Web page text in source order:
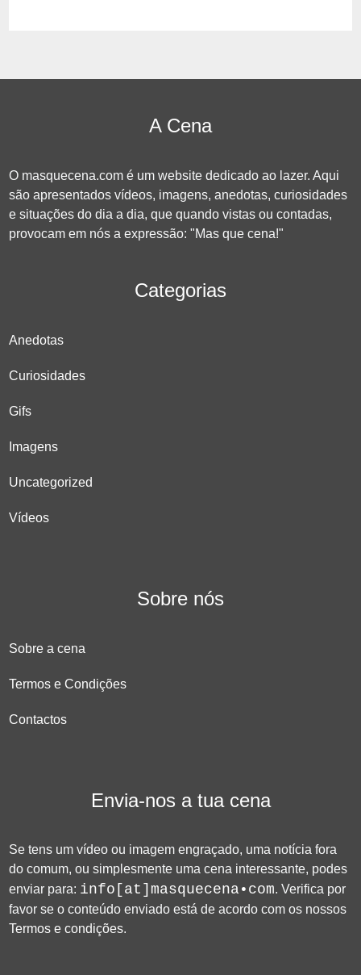
A Cena
O masquecena.com é um website dedicado ao lazer. Aqui
são apresentados vídeos, imagens, anedotas, curiosidades
e situações do dia a dia, que quando vistas ou contadas,
provocam em nós a expressão: "Mas que cena!"
Categorias
Anedotas
Curiosidades
Gifs
Imagens
Uncategorized
Vídeos
Sobre nós
Sobre a cena
Termos e Condições
Contactos
Envia-nos a tua cena
Se tens um vídeo ou imagem engraçado, uma notícia fora
do comum, ou simplesmente uma cena interessante, podes
enviar para: info[at]masquecena•com. Verifica por
favor se o conteúdo enviado está de acordo com os nossos
Termos e condições.